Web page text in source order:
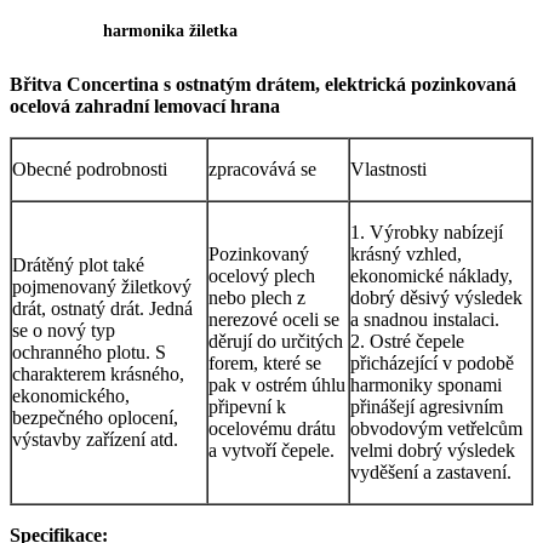
harmonika žiletka
Břitva Concertina s ostnatým drátem, elektrická pozinkovaná
ocelová zahradní lemovací hrana
Obecné podrobnosti zpracovává se Vlastnosti
Drátěný plot také
pojmenovaný žiletkový
drát, ostnatý drát. Jedná
se o nový typ
ochranného plotu. S
charakterem krásného, ​​
ekonomického,
bezpečného oplocení,
výstavby zařízení atd.
Pozinkovaný
ocelový plech
nebo plech z
nerezové oceli se
děrují do určitých
forem, které se
pak v ostrém úhlu
připevní k
ocelovému drátu
a vytvoří čepele.
1. Výrobky nabízejí
krásný vzhled,
ekonomické náklady,
dobrý děsivý výsledek
a snadnou instalaci.
2. Ostré čepele
přicházející v podobě
harmoniky sponami
přinášejí agresivním
obvodovým vetřelcům
velmi dobrý výsledek
vyděšení a zastavení.
Specifikace: